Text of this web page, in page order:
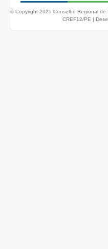
© Copyright 2025 Conselho Regional
CREF12/PE |